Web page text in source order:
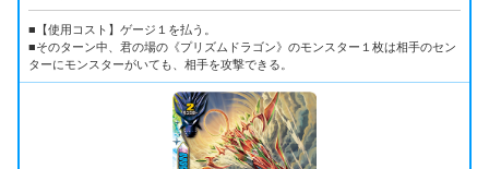
■【使用コスト】ゲージ１を払う。
■そのターン中、君の場の《プリズムドラゴン》のモンスター１枚は相手のセン
ターにモンスターがいても、相手を攻撃できる。